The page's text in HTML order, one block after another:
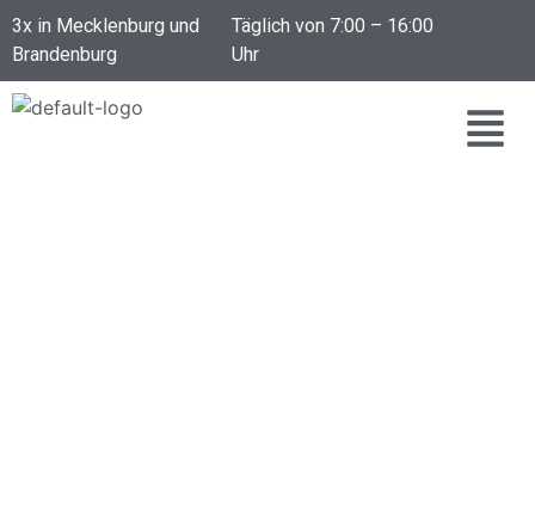
springen
3x in Mecklenburg und
Brandenburg
Täglich von 7:00 – 16:00
Uhr